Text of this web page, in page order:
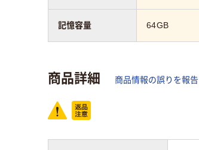
64GB
記憶容量
商品詳細 商品情報の誤りを報告